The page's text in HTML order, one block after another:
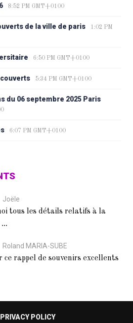
8:52 PM GMT+0100
de la ville de paris
1:02 PM
6:50 PM GMT+0100
5:34 PM GMT+0100
du 06 septembre 2025 Paris
6:07 PM GMT+0100
Joële
tous les détails relatifs à la
...
Roland MARIA-SUBE
ce rappel de souvenirs excellents
PRIVACY POLICY